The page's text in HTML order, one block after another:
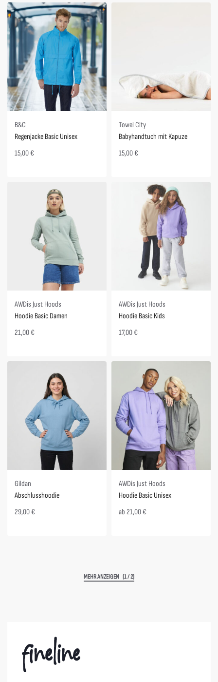
B&C
Regenjacke Basic Unisex
15,00 €
Towel City
Babyhandtuch mit Kapuze
15,00 €
AWDis Just Hoods
Hoodie Basic Damen
21,00 €
AWDis Just Hoods
Hoodie Basic Kids
17,00 €
Gildan
Abschlusshoodie
29,00 €
AWDis Just Hoods
Hoodie Basic Unisex
ab 21,00 €
(1 / 2)